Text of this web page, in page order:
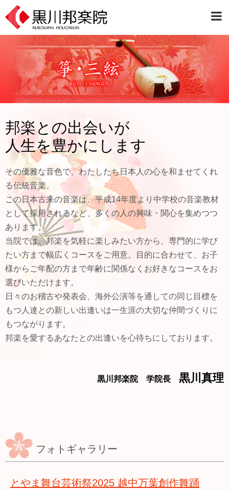
邦楽との出会いが
人生を豊かにします
その優雅な音色で、わたしたち日本人の心を和ませてくれ
る伝統音楽。
この日本古来の音楽は、平成14年度より中学校の音楽教材
として採用されるなど、多くの人の興味・関心を集めつつ
あります。
当院では、邦楽を気軽に楽しみたい方から、専門的に学び
たい方まで幅広くコースをご用意。目的に合わせて、お子
様からご年配の方まで年齢に関係なくお好きなコースをお
選びいただけます。
日々のお稽古や発表会、海外公演等を通しての同じ目標を
もつ人達との新しい出逢いは一生涯の大切な仲間づくりに
もつながります。
邦楽を愛するあなたとの出逢いを心待ちにしております。
黒川邦楽院 学院長 黒川真理
フォトギャラリー
とやま舞台芸術祭2025 越中万葉創作舞踊